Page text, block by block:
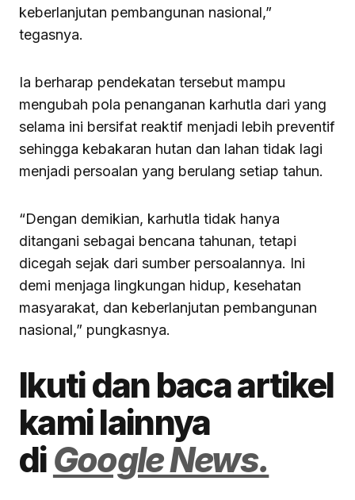
keberlanjutan pembangunan nasional,”
tegasnya.
Ia berharap pendekatan tersebut mampu
mengubah pola penanganan karhutla dari yang
selama ini bersifat reaktif menjadi lebih preventif
sehingga kebakaran hutan dan lahan tidak lagi
menjadi persoalan yang berulang setiap tahun.
“Dengan demikian, karhutla tidak hanya
ditangani sebagai bencana tahunan, tetapi
dicegah sejak dari sumber persoalannya. Ini
demi menjaga lingkungan hidup, kesehatan
masyarakat, dan keberlanjutan pembangunan
nasional,” pungkasnya.
Ikuti dan baca artikel
kami lainnya
diGoogle News.